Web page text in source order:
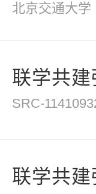
北京交通大学
联学共
SRC-
联学共